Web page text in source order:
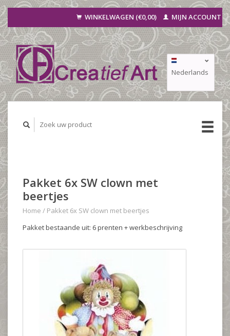
WINKELWAGEN (€0,00) MIJN ACCOUNT
Nederlands
Deutsch
Pakket 6x SW clown met
beertjes
Home / Pakket 6x SW clown met beertjes
Pakket bestaande uit: 6 prenten + werkbeschrijving